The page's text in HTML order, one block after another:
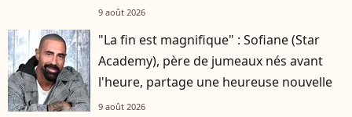
9 août 2026
"La fin est magnifique" : Sofiane (Star
Academy), père de jumeaux nés avant
l'heure, partage une heureuse nouvelle
9 août 2026